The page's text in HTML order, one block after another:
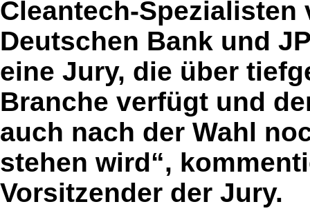
Cleantech-Spezialisten
Deutschen Bank und
eine Jury, die über
Branche verfügt und
auch nach der Wahl
stehen wird“,
Vorsitzender der Jury.